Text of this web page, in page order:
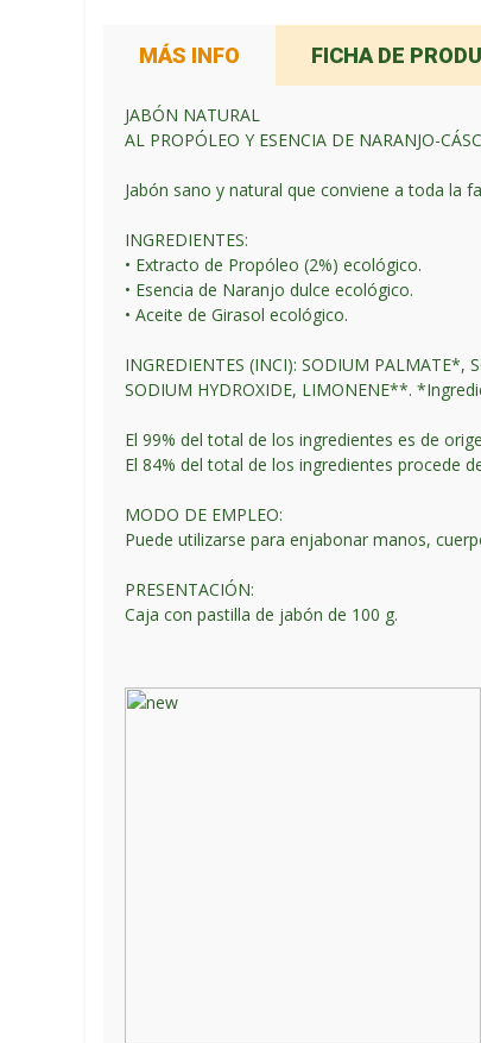
MÁS INFO FICHA DE
JABÓN NATURAL
AL PROPÓLEO Y ESENCIA DE NARANJO-
Jabón sano y natural que conviene a toda la
INGREDIENTES:
• Extracto de Propóleo (2%) ecológico.
• Esencia de Naranjo dulce ecológico.
• Aceite de Girasol ecológico.
INGREDIENTES (INCI): SODIUM PALMATE*,
SODIUM HYDROXIDE, LIMONENE**.
El 99% del total de los ingredientes es de
El 84% del total de los ingredientes procede
MODO DE EMPLEO:
Puede utilizarse para enjabonar manos,
PRESENTACIÓN:
Caja con pastilla de jabón de 100 g.